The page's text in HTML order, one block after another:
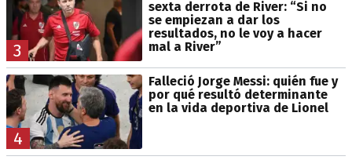
3
sexta derrota de River: “Si no
se empiezan a dar los
resultados, no le voy a hacer
mal a River”
4
Falleció Jorge Messi: quién fue y
por qué resultó determinante
en la vida deportiva de Lionel